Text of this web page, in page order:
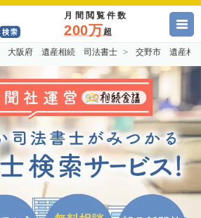
月間閲覧件数
200万超
大阪府 遺産相続 司法書士 交野市 遺産相